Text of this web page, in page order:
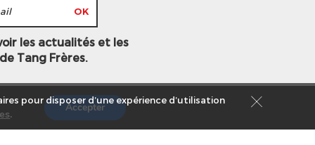
les actualités et les
Tang Frères.
légales
pour disposer d’une expérience d’utilisation
. Accepter